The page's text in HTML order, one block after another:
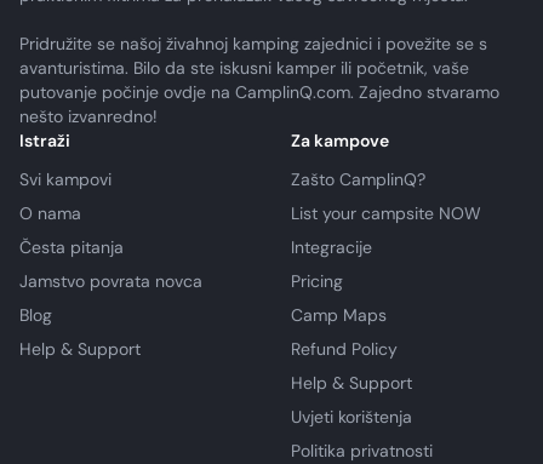
Pridružite se našoj živahnoj kamping zajednici i povežite se s
avanturistima. Bilo da ste iskusni kamper ili početnik, vaše
putovanje počinje ovdje na CamplinQ.com. Zajedno stvaramo
nešto izvanredno!
Istraži
Svi kampovi
O nama
Česta pitanja
Jamstvo povrata novca
Blog
Help & Support
Za kampove
Zašto CamplinQ?
List your campsite NOW
Integracije
Pricing
Camp Maps
Refund Policy
Help & Support
Uvjeti korištenja
Politika privatnosti